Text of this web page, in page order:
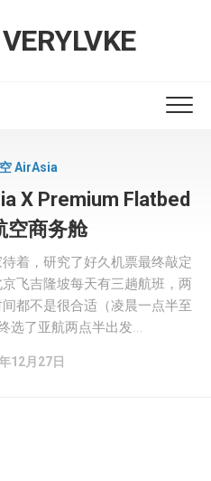
AirAsia
X Premium Flatbed
空商务舱
着，研究了好久机票最终敲定
飞吉隆坡每天有三趟航班，两
都不是很合适（凌晨一点半至
选了亚航两点半出发...
12月27日